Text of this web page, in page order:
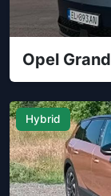
Opel
Hybrid